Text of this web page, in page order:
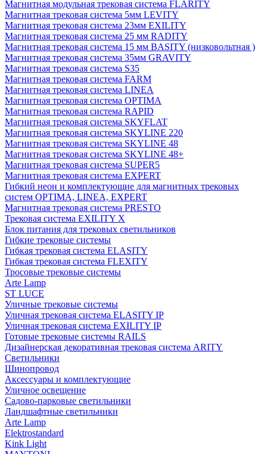
Магнитная модульная трековая система FLARITY
Магнитная трековая система 5мм LEVITY
Магнитная трековая система 23мм EXILITY
Магнитная трековая система 25 мм RADITY
Магнитная трековая система 15 мм BASITY (низковольтная )
Магнитная трековая система 35мм GRAVITY
Магнитная трековая система S35
Магнитная трековая система FARM
Магнитная трековая система LINEA
Магнитная трековая система OPTIMA
Магнитная трековая система RAPID
Магнитная трековая система SKYFLAT
Магнитная трековая система SKYLINE 220
Магнитная трековая система SKYLINE 48
Магнитная трековая система SKYLINE 48+
Магнитная трековая система SUPER5
Магнитная трековая система EXPERT
Гибкий неон и комплектующие для магнитных трековых
систем OPTIMA, LINEA, EXPERT
Магнитная трековая система PRESTO
Трековая система EXILITY X
Блок питания для трековых светильников
Гибкие трековые системы
Гибкая трековая система ELASITY
Гибкая трековая система FLEXITY
Тросовые трековые системы
Arte Lamp
ST LUCE
Уличные трековые системы
Уличная трековая система ELASITY IP
Уличная трековая система EXILITY IP
Готовые трековые системы RAILS
Дизайнерская декоративная трековая система ARITY
Светильники
Шинопровод
Аксессуары и комплектующие
Уличное освещение
Садово-парковые светильники
Ландшафтные светильники
Arte Lamp
Elektrostandard
Kink Light